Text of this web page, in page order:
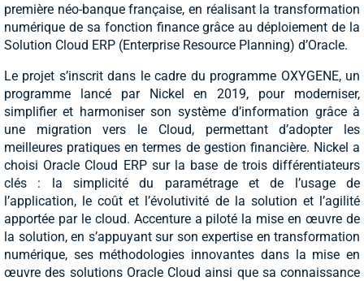
première néo-banque française, en réalisant la transformation
numérique de sa fonction finance grâce au déploiement de la
Solution Cloud ERP (Enterprise Resource Planning) d’Oracle.
Le projet s’inscrit dans le cadre du programme OXYGENE, un
programme lancé par Nickel en 2019, pour moderniser,
simplifier et harmoniser son système d’information grâce à
une migration vers le Cloud, permettant d’adopter les
meilleures pratiques en termes de gestion financière. Nickel a
choisi Oracle Cloud ERP sur la base de trois différentiateurs
clés : la simplicité du paramétrage et de l’usage de
l’application, le coût et l’évolutivité de la solution et l’agilité
apportée par le cloud. Accenture a piloté la mise en œuvre de
la solution, en s’appuyant sur son expertise en transformation
numérique, ses méthodologies innovantes dans la mise en
œuvre des solutions Oracle Cloud ainsi que sa connaissance